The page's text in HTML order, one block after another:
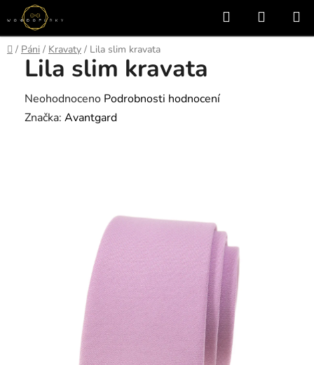
Přejít
na
obsah
Hledat
KOŠÍK
Domů
/ Páni / Kravaty / Lila slim kravata
Lila slim kravata
Průměrné
hodnocení
Neohodnoceno Podrobnosti hodnocení
Značka: Avantgard